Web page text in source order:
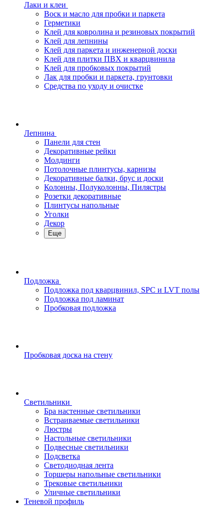
Лаки и клеи
Воск и масло для пробки и паркета
Герметики
Клей для ковролина и резиновых покрытий
Клей для лепнины
Клей для паркета и инженерной доски
Клей для плитки ПВХ и кварцвинила
Клей для пробковых покрытий
Лак для пробки и паркета, грунтовки
Средства по уходу и очистке
Лепнина
Панели для стен
Декоративные рейки
Молдинги
Потолочные плинтусы, карнизы
Декоративные балки, брус и доски
Колонны, Полуколонны, Пилястры
Розетки декоративные
Плинтусы напольные
Уголки
Декор
Еще
Подложка
Подложка под кварцвинил, SPC и LVT полы
Подложка под ламинат
Пробковая подложка
Пробковая доска на стену
Светильники
Бра настенные светильники
Встраиваемые светильники
Люстры
Настольные светильники
Подвесные светильники
Подсветка
Светодиодная лента
Торшеры напольные светильники
Трековые светильники
Уличные светильники
Теневой профиль